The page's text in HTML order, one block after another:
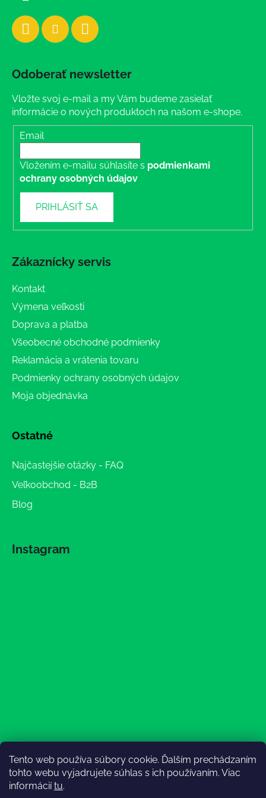
Tento web používa súbory cookie. Ďalším prechádzaním
tohto webu vyjadrujete súhlas s ich používaním. Viac
informáciítu.
Odoberať newsletter
Vložte svoj e-mail a my Vám budeme zasielať
informácie o nových produktoch na našom e-shope.
Email
Vložením e-mailu súhlasíte s podmienkami
ochrany osobných údajov
PRIHLÁSIŤ SA
Zákaznícky servis
Kontakt
Výmena veľkosti
Doprava a platba
Všeobecné obchodné podmienky
Reklamácia a vrátenia tovaru
Podmienky ochrany osobných údajov
Moja objednávka
Ostatné
Najčastejšie otázky - FAQ
Veľkoobchod - B2B
Blog
Instagram
Sledovať na Instagrame